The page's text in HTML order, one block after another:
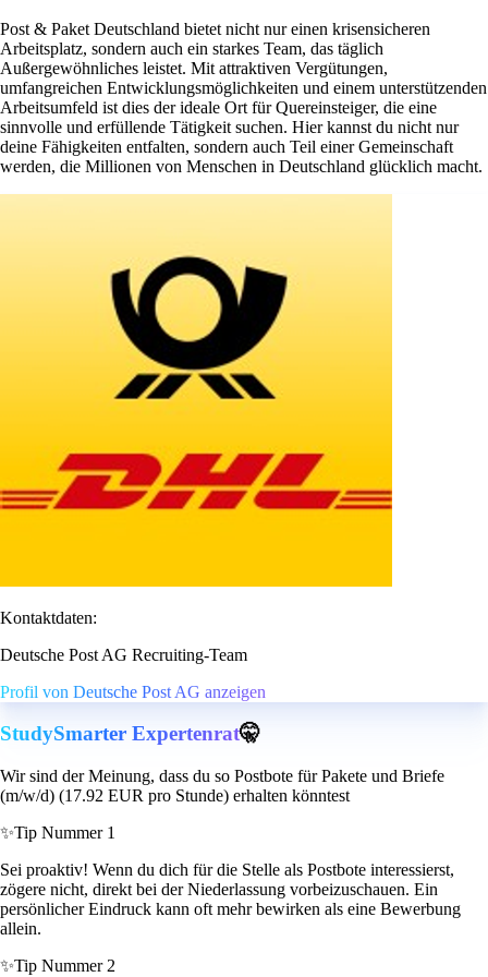
Post & Paket Deutschland bietet nicht nur einen krisensicheren
Arbeitsplatz, sondern auch ein starkes Team, das täglich
Außergewöhnliches leistet. Mit attraktiven Vergütungen,
umfangreichen Entwicklungsmöglichkeiten und einem unterstützenden
Arbeitsumfeld ist dies der ideale Ort für Quereinsteiger, die eine
sinnvolle und erfüllende Tätigkeit suchen. Hier kannst du nicht nur
deine Fähigkeiten entfalten, sondern auch Teil einer Gemeinschaft
werden, die Millionen von Menschen in Deutschland glücklich macht.
Kontaktdaten:
Deutsche Post AG Recruiting-Team
Profil von Deutsche Post AG anzeigen
StudySmarter Expertenrat🤫
Wir sind der Meinung, dass du so Postbote für Pakete und Briefe
(m/w/d) (17.92 EUR pro Stunde) erhalten könntest
✨Tip Nummer 1
Sei proaktiv! Wenn du dich für die Stelle als Postbote interessierst,
zögere nicht, direkt bei der Niederlassung vorbeizuschauen. Ein
persönlicher Eindruck kann oft mehr bewirken als eine Bewerbung
allein.
✨Tip Nummer 2